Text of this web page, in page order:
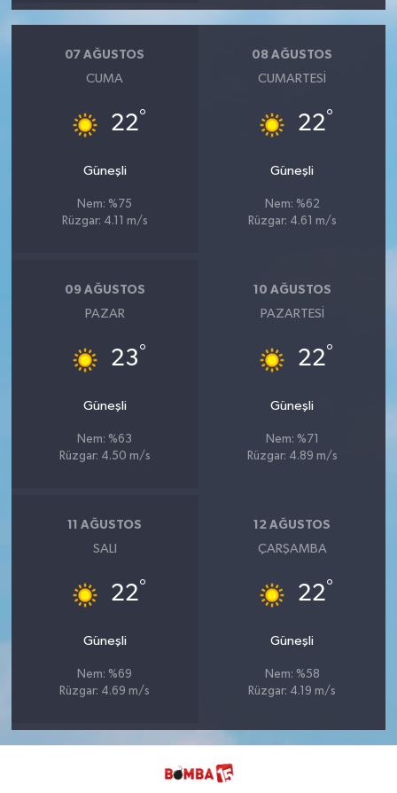
07 AĞUSTOS
CUMA
22°
Güneşli
Nem: %75
Rüzgar: 4.11 m/s
08 AĞUSTOS
CUMARTESI
22°
Güneşli
Nem: %62
Rüzgar: 4.61 m/s
09 AĞUSTOS
PAZAR
23°
Güneşli
Nem: %63
Rüzgar: 4.50 m/s
10 AĞUSTOS
PAZARTESI
22°
Güneşli
Nem: %71
Rüzgar: 4.89 m/s
11 AĞUSTOS
SALI
22°
Güneşli
Nem: %69
Rüzgar: 4.69 m/s
12 AĞUSTOS
ÇARŞAMBA
22°
Güneşli
Nem: %58
Rüzgar: 4.19 m/s